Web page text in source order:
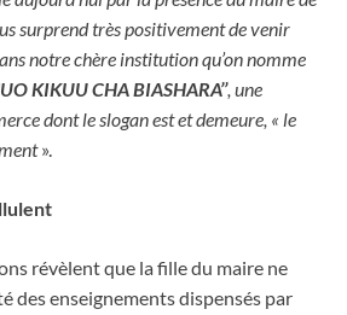
surprend très positivement de venir
notre chère institution qu’on nomme
KIKUU CHA BIASHARA’’, une
dont le slogan est et demeure, « le
».
révèlent que la fille du maire ne
des enseignements dispensés par